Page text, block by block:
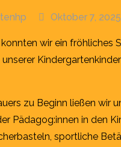
Oktober 7, 2025
konnten wir ein
zu Beginn ließen wir
Pädagog:innen in den
sportliche